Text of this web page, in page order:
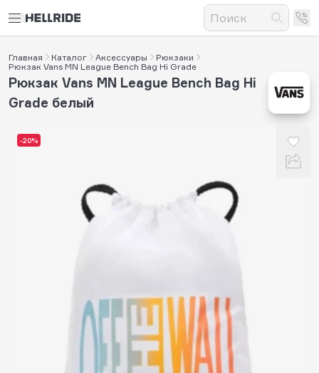
Главная Каталог Аксессуары
Рюкзаки
Рюкзак Vans MN League Bench Bag Hi Grade
-20%
Рюкзак Vans MN League Bench Bag Hi
Grade белый